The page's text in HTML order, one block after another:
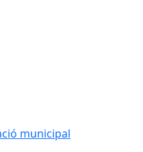
municipal